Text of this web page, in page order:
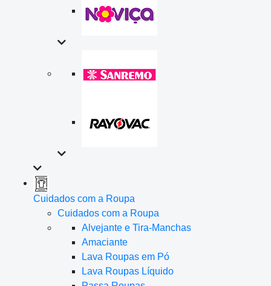
Cuidados com a Roupa
Cuidados com a Roupa
Alvejante e Tira-Manchas
Amaciante
Lava Roupas em Pó
Lava Roupas Líquido